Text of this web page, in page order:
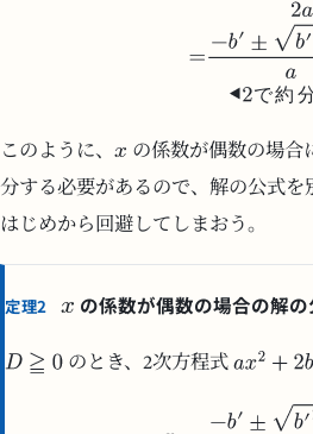
で約
このように、
の係数が偶数の場合
分する必要があるので、解の公式を
はじめから回避してしまおう。
定理2 の係数が偶数の場合の解の
のとき、2次方程式